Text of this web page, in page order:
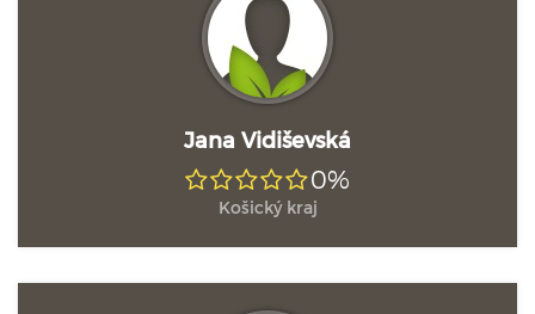
Jana Vidiševská
0%
Košický kraj